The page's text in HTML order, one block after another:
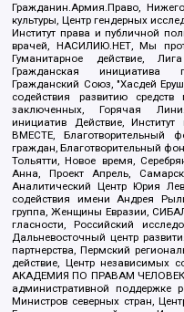
Гражданин.Армия.Право,
культуры, Центр гендерных
Институт права и публичной
врачей, НАСИЛИЮ.НЕТ, Мы
Гуманитарное действие,
Гражданская инициатива
Гражданский Союз, "Хасдей
содействия развитию
заключенных, Горячая
инициатив Действие,
ВМЕСТЕ,
граждан, Благотворительный
Тольятти, Новое время,
Анна, Проект Апрель,
Аналитический Центр Юрия
содействия имени Андрея
группа, Женщины Евразии,
гласности, Российский
Дальневосточный центр
партнерства, Пермский
действие, Центр независимых
АКАДЕМИЯ ПО ПРАВАМ
административной поддержке
Министров северных стран,